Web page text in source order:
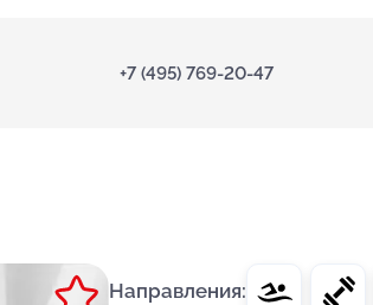
+7 (495) 769-20-47
Направления: